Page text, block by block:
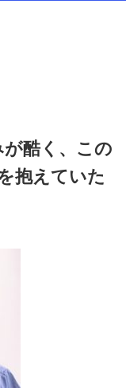
が酷く、この
抱えていた